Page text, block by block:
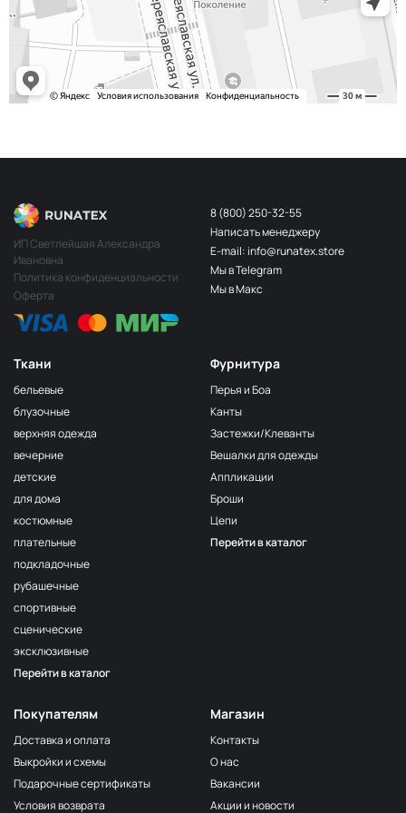
243/2
2Бл.Бирюзовый МП-20-243/2
S248
Св.Бирюза
2400000683254
203/3
3Т.Бирюзовый
МП-20-203/3
(Т.Бирюзовый)
МП-20-198
2Т.Бирюзовый
МП-20-203/2
1Св.Бирюзовый
Аквамарин(Т.Бирюзовый)
МП-20-245
F222/2
волна
МП-20-F222/2
МП-20-F222/3
F257 Аквамарин
МП-20-F257
203/1
1Т.Бирюзовый
F254 Лагуна
4Св.Бирюзовый
F224/2
2Океанская
309/1 1Т.Серый
МП-20-309/1
F206 Бл.Бирюза
МП-20-F206
F321/1 Океан
МП-20-F321/1
191/2
Ткани
бельевые
блузочные
верхняя одежда
вечерние
детские
для дома
костюмные
плательные
подкладочные
рубашечные
спортивные
сценические
эксклюзивные
Перейти в каталог
Фурнитура
Перья и Боа
Канты
Застежки/Клеванты
Вешалки для одежды
Аппликации
Броши
Цепи
Перейти в каталог
Покупателям
Доставка и оплата
Выкройки и схемы
Подарочные сертификаты
Условия возврата
Магазин
Контакты
О нас
Вакансии
Акции и новости
ИП Светлейшая Александра
Ивановна
Политика конфиденциальности
Оферта
8 (800) 250-32-55
Написать менеджеру
E-mail: info@runatex.store
Мы в Telegram
Мы в Макс